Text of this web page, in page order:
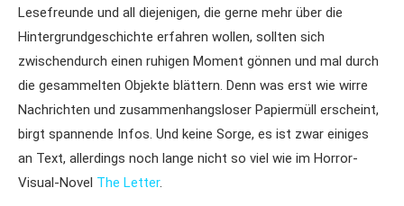
Lesefreunde und all diejenigen, die gerne mehr über die
Hintergrundgeschichte erfahren wollen, sollten sich
zwischendurch einen ruhigen Moment gönnen und mal durch
die gesammelten Objekte blättern. Denn was erst wie wirre
Nachrichten und zusammenhangsloser Papiermüll erscheint,
birgt spannende Infos. Und keine Sorge, es ist zwar einiges
an Text, allerdings noch lange nicht so viel wie im Horror-
Visual-Novel The Letter.